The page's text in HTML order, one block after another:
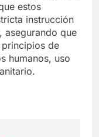
estos
instrucción
asegurando que
de
humanos, uso